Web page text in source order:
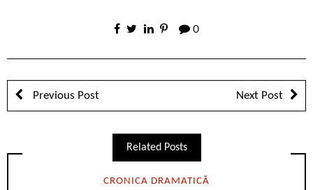
0
Previous Post Next Post
Related Posts
CRONICA DRAMATICĂ